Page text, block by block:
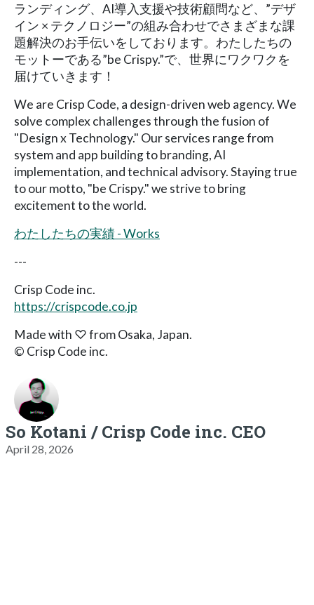
ランディング、AI導入支援や技術顧問など、”デザ
イン × テクノロジー”の組み合わせでさまざまな課
題解決のお手伝いをしております。わたしたちの
モットーである”be Crispy.”で、世界にワクワクを
届けていきます！
We are Crisp Code, a design-driven web agency. We
solve complex challenges through the fusion of
"Design x Technology." Our services range from
system and app building to branding, AI
implementation, and technical advisory. Staying true
to our motto, "be Crispy." we strive to bring
excitement to the world.
わたしたちの実績 - Works
---
Crisp Code inc.
https://crispcode.co.jp
Made with ♡ from Osaka, Japan.
© Crisp Code inc.
So Kotani / Crisp Code inc. CEO
April 28, 2026